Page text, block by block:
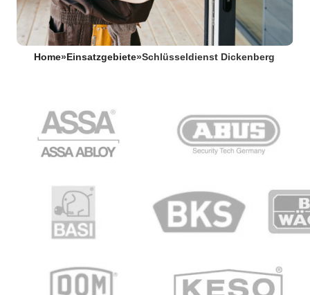
Home» Einsatzgebiete»Schlüsseldienst Dickenberg